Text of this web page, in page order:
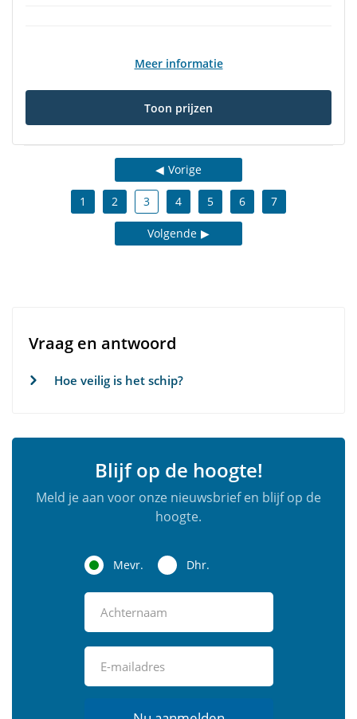
Meer informatie
Toon prijzen
Vorige
1 2 3 4 5 6 7
Volgende
Vraag en antwoord
Hoe veilig is het schip?
Blijf op de hoogte!
Meld je aan voor onze nieuwsbrief en blijf op de
hoogte.
Mevr. Dhr.